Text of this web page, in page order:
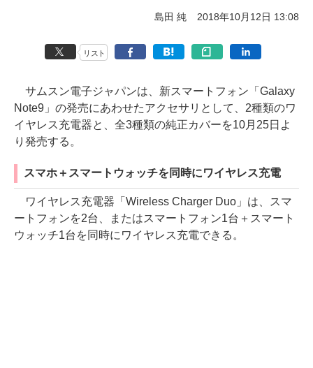
島田 純 2018年10月12日 13:08
リスト
サムスン電子ジャパンは、新スマートフォン「Galaxy
Note9」の発売にあわせたアクセサリとして、2種類のワ
イヤレス充電器と、全3種類の純正カバーを10月25日よ
り発売する。
スマホ＋スマートウォッチを同時にワイヤレス充電
ワイヤレス充電器「Wireless Charger Duo」は、スマ
ートフォンを2台、またはスマートフォン1台＋スマート
ウォッチ1台を同時にワイヤレス充電できる。